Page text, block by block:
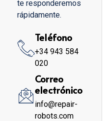
te responderemos
rápidamente.
Teléfono
+34 943 584
020
Correo
electrónico
info@repair-
robots.com